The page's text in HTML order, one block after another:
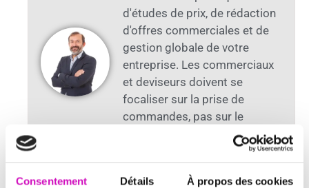
Consentement Détails À propos des cookies
d'études de prix, de rédaction
d'offres commerciales et de
gestion globale de votre
entreprise. Les commerciaux
et deviseurs doivent se
focaliser sur la prise de
commandes, pas sur le
développement d'un outil de
chiffrage. C'est là qu'intervient